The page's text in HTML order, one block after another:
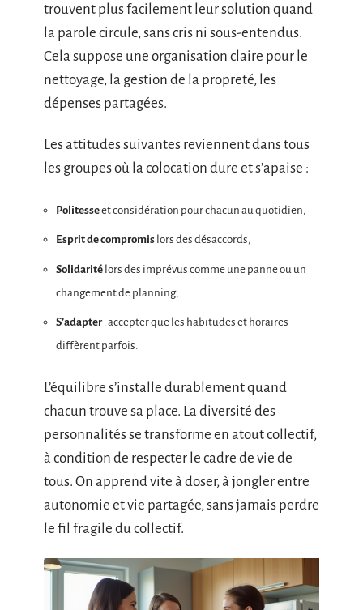
trouvent plus facilement leur solution quand
la parole circule, sans cris ni sous-entendus.
Cela suppose une organisation claire pour le
nettoyage, la gestion de la propreté, les
dépenses partagées.
Les attitudes suivantes reviennent dans tous
les groupes où la colocation dure et s’apaise :
Politesseet considération pour chacun au quotidien,
Esprit de compromis lors des désaccords,
Solidarité lors des imprévus comme une panne ou un
changement de planning,
S’adapter: accepter que les habitudes et horaires
diffèrent parfois.
L’équilibre s’installe durablement quand
chacun trouve sa place. La diversité des
personnalités se transforme en atout collectif,
à condition de respecter le cadre de vie de
tous. On apprend vite à doser, à jongler entre
autonomie et vie partagée, sans jamais perdre
le fil fragile du collectif.